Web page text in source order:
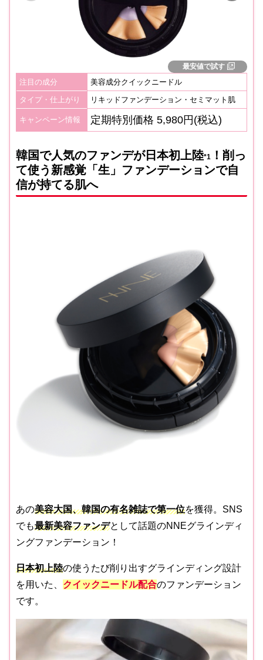
最安値で試す
注目の成分
美容成分クイックニードル
タイプ・仕上がり
リキッドファンデーション・セミマット肌
キャンペーン情報 定期特別価格 5,980円(税込)
韓国で人気のファンデが日本初上陸*1 ！削っ
て使う新感覚「生」ファンデーションで自
信が持てる肌へ
あの美容大国、韓国の有名雑誌で第一位を獲得。SNS
でも最新美容ファンデとして話題のNNEグラインディ
ングファンデーション！
日本初上陸の使うたび削り出すグラインディング設計
を用いた、 クイックニードル配合のファンデーション
です。